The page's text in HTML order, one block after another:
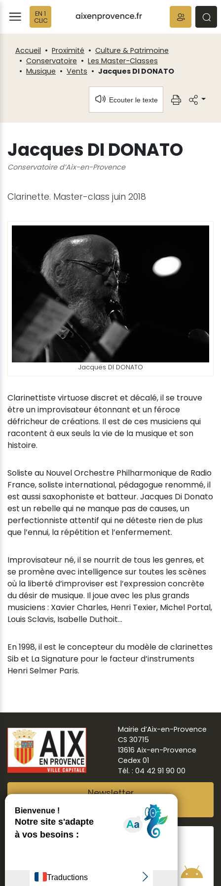
EN 1
CLIC
Accueil Proximité
Culture & Patrimoine
Conservatoire
Les Master-Classes
Musique
Vents Jacques DI DONATO
Ecouter le texte
Jacques DI DONATO
Conservatoire d’Aix-en-Provence
Clarinette. Master-class juin 2018
Jacques DI DONATO
Clarinettiste virtuose discret et décalé, il se trouve
être un improvisateur étonnant et un féroce
défricheur de créations. Il est de ces musiciens qui
racontent à eux seuls la vie de la musique et son
histoire.
Soliste au Nouvel Orchestre Philharmonique de Radio
France, soliste international, pédagogue renommé, il
est aussi saxophoniste et batteur. Jacques Di Donato
est un rebelle qui ne manque pas de causes, un
perfectionniste attentif qui ne déteste rien de plus
que l’ennui, la répétition et l’enfermement.
Improvisateur né, il se nourrit de tous les genres, et
se promène avec intelligence sur toutes les scènes
où la liberté d’improviser est l’expression concrète
du désir de musique. Il joue avec les plus grands
musiciens : Xavier Charles, Henri Texier, Michel Portal,
Louis Sclavis, Isabelle Duthoit…
En 1998, il est le concepteur du modèle de clarinettes
Sib et La Signature pour le facteur d’instruments
Henri Selmer Paris.
Mairie d’Aix-en-Provence
CS 30715
13616 Aix-en-Provence
Cedex 01
Tél. : 04 42 91 90 00
Newsletter
Suivre Aix ma ville
Fenêtre
de
chat
Panneau de gestion des cookies